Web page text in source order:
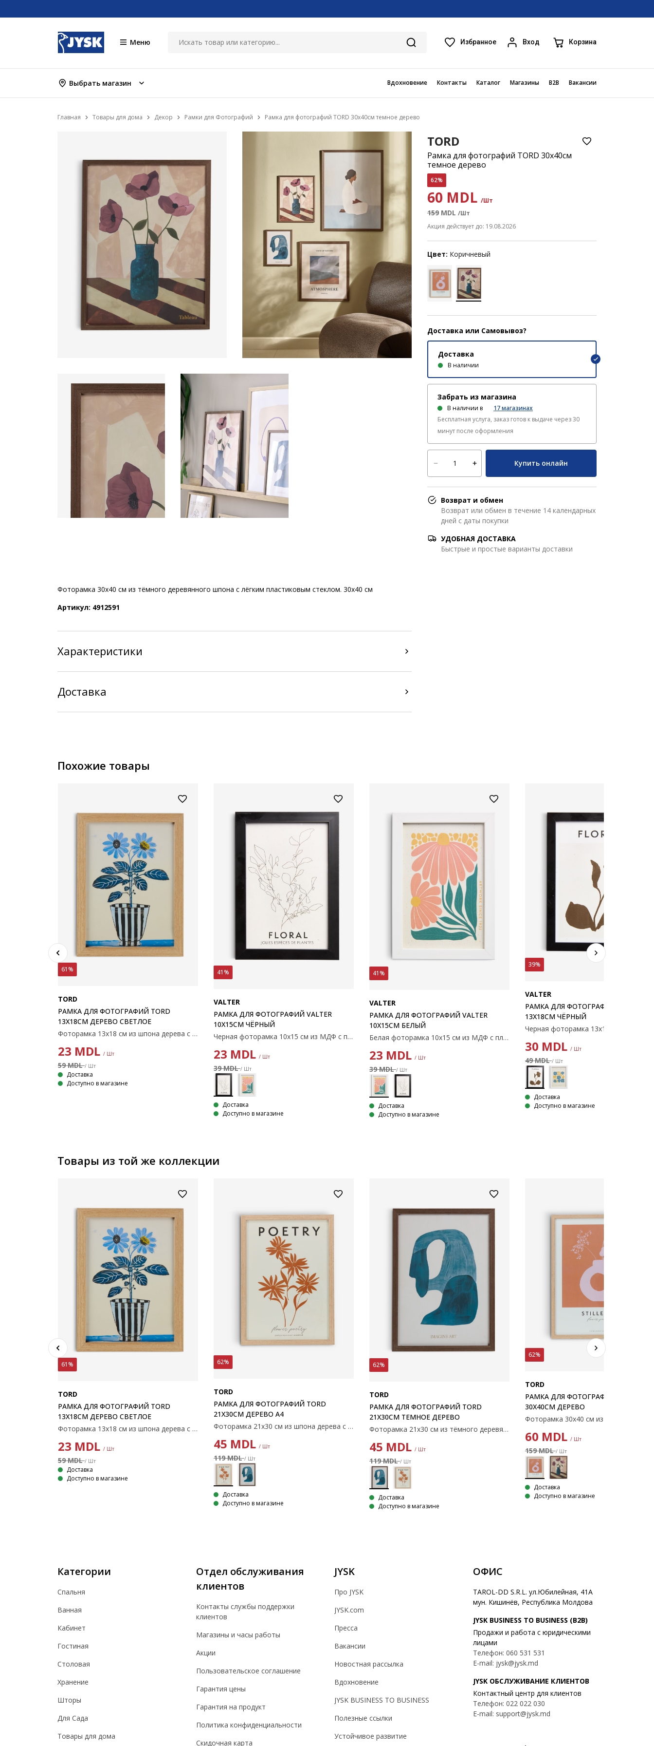
Меню Избранное Вход Корзина
Выбрать магазин Вдохновение Контакты Каталог Магазины B2B Вакансии
Главная Товары для дома Декор Рамки для Фотографий Рамка для фотографий TORD 30x40см темное дерево
TORD
Рамка для фотографий TORD 30x40см
темное дерево
62%
60 MDL /Шт
159 MDL /Шт
Акция действует до: 19.08.2026
Цвет: Коричневый
Доставка или Самовывоз?
Доставка
В наличии
Забрать из магазина
В наличии в 17магазинах
Бесплатная услуга, заказ готов к выдаче через 30
минут после оформления
Купить онлайн
Возврат и обмен
Возврат или обмен в течение 14 календарных
дней с даты покупки
УДОБНАЯ ДОСТАВКА
Быстрые и простые варианты доставки
Фоторамка 30x40 см из тёмного деревянного шпона с лёгким пластиковым стеклом. 30x40 см
Артикул: 4912591
Характеристики
Доставка
Похожие товары
61%
TORD
РАМКА ДЛЯ ФОТОГРАФИЙ TORD
13X18СМ ДЕРЕВО СВЕТЛОЕ
Фоторамка 13х18 см из шпона дерева с пластиковой защитой спереди. С ножкой.
23 MDL / Шт
59 MDL/ Шт
Доставка
Доступно в магазине
41%
VALTER
РАМКА ДЛЯ ФОТОГРАФИЙ VALTER
10X15СМ ЧЁРНЫЙ
Черная фоторамка 10х15 см из МДФ с пластиковой защитой спереди. С ножкой.
23 MDL / Шт
39 MDL/ Шт
Доставка
Доступно в магазине
41%
VALTER
РАМКА ДЛЯ ФОТОГРАФИЙ VALTER
10X15СМ БЕЛЫЙ
Белая фоторамка 10х15 см из МДФ с пластиковой защитой спереди. С ножкой.
23 MDL / Шт
39 MDL/ Шт
Доставка
Доступно в магазине
39%
VALTER
РАМКА ДЛЯ ФОТОГРАФИЙ VALTER
13X18СМ ЧЁРНЫЙ
30 MDL / Шт
49 MDL/ Шт
Доставка
Доступно в магазине
Товары из той же коллекции
61%
TORD
РАМКА ДЛЯ ФОТОГРАФИЙ TORD
13X18СМ ДЕРЕВО СВЕТЛОЕ
Фоторамка 13х18 см из шпона дерева с пластиковой защитой спереди. С ножкой.
23 MDL / Шт
59 MDL/ Шт
Доставка
Доступно в магазине
62%
TORD
РАМКА ДЛЯ ФОТОГРАФИЙ TORD
21X30СМ ДЕРЕВО A4
Фоторамка 21x30 см из шпона дерева с пластиковой передней защитой. Подходит для постеров и картин формата А4. С подставкой.
45 MDL / Шт
119 MDL/ Шт
Доставка
Доступно в магазине
62%
TORD
РАМКА ДЛЯ ФОТОГРАФИЙ TORD
21X30СМ ТЕМНОЕ ДЕРЕВО
Фоторамка 21x30 см из тёмного деревянного шпона с лёгким пластиковым стеклом. Подходит для постеров и изображений формата A4. 21x30 см
45 MDL / Шт
119 MDL/ Шт
Доставка
Доступно в магазине
62%
TORD
РАМКА ДЛЯ ФОТОГРАФИЙ TORD
30X40СМ ДЕРЕВО
60 MDL / Шт
159 MDL/ Шт
Доставка
Доступно в магазине
Категории
Спальня
Ванная
Кабинет
Гостиная
Столовая
Хранение
Шторы
Для Сада
Товары для дома
Отдел обслуживания
клиентов
Контакты службы поддержки
клиентов
Магазины и часы работы
Акции
Пользовательское соглашение
Гарантия цены
Гарантия на продукт
Политика конфиденциальности
Скидочная карта
JYSK
Про JYSK
JYSK.com
Пресса
Вакансии
Новостная рассылка
Вдохновение
JYSK BUSINESS TO BUSINESS
Полезные ссылки
Устойчивое развитие
ОФИС
TAROL-DD S.R.L. ул.Юбилейная, 41A
мун. Кишинёв, Республика Молдова
JYSK BUSINESS TO BUSINESS (B2B)
Продажи и работа с юридическими
лицами
Телефон: 060 531 531
E-mail: jysk@jysk.md
JYSK ОБСЛУЖИВАНИЕ КЛИЕНТОВ
Контактный центр для клиентов
Телефон: 022 022 030
E-mail: support@jysk.md